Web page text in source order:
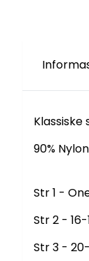
90%
Str 1 -
Str 2 -
Str 3 -